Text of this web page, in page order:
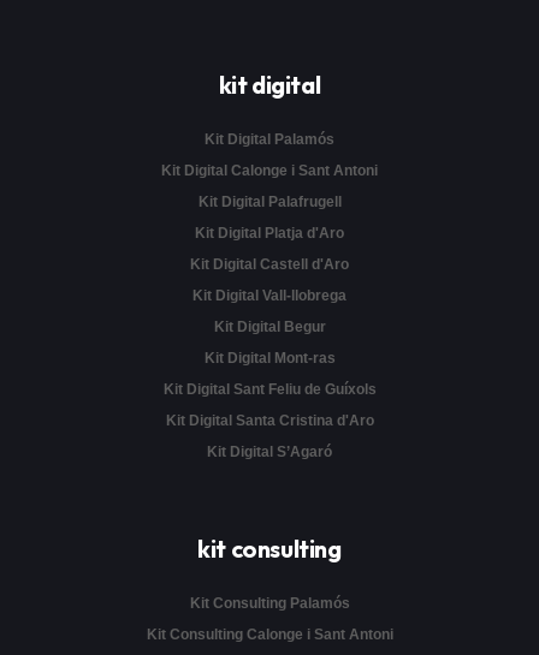
kit digital
Kit Digital Palamós
Kit Digital Calonge i Sant Antoni
Kit Digital Palafrugell
Kit Digital Platja d'Aro
Kit Digital Castell d'Aro
Kit Digital Vall-llobrega
Kit Digital Begur
Kit Digital Mont-ras
Kit Digital Sant Feliu de Guíxols
Kit Digital Santa Cristina d'Aro
Kit Digital S’Agaró
kit consulting
Kit Consulting Palamós
Kit Consulting Calonge i Sant Antoni